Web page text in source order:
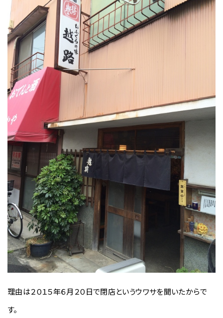
理由は２０１５年６月２０日で閉店というウワサを聞いたからで
す。